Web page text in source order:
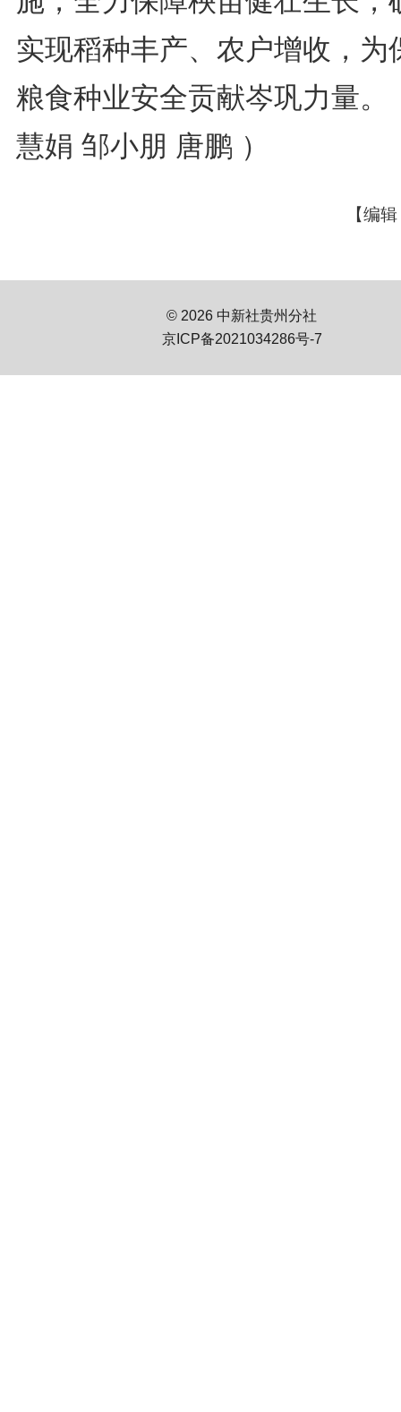
实现稻种丰产、农户增收，为
粮食种业安全贡献岑巩力量。
慧娟 邹小朋 唐鹏 ）
【编
© 2026 中新社贵州分社
京ICP备2021034286号-7